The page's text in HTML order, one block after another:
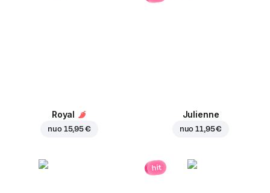
Royal
nuo 15,95 €
Julienne
nuo11,95 €
hit